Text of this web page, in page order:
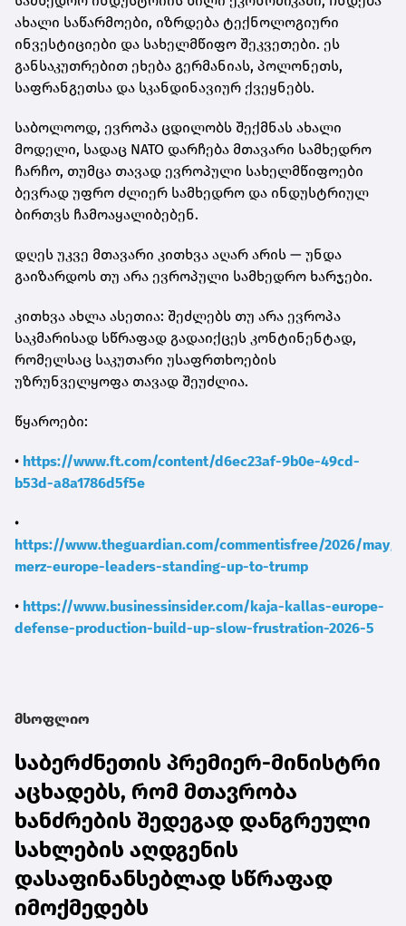
ახალი საწარმოები, იზრდება ტექნოლოგიური
ინვესტიციები და სახელმწიფო შეკვეთები. ეს
განსაკუთრებით ეხება გერმანიას, პოლონეთს,
საფრანგეთსა და სკანდინავიურ ქვეყნებს.
საბოლოოდ, ევროპა ცდილობს შექმნას ახალი
მოდელი, სადაც NATO დარჩება მთავარი სამხედრო
ჩარჩო, თუმცა თავად ევროპული სახელმწიფოები
ბევრად უფრო ძლიერ სამხედრო და ინდუსტრიულ
ბირთვს ჩამოაყალიბებენ.
დღეს უკვე მთავარი კითხვა აღარ არის — უნდა
გაიზარდოს თუ არა ევროპული სამხედრო ხარჯები.
კითხვა ახლა ასეთია: შეძლებს თუ არა ევროპა
საკმარისად სწრაფად გადაიქცეს კონტინენტად,
რომელსაც საკუთარი უსაფრთხოების
უზრუნველყოფა თავად შეუძლია.
წყაროები:
• https://www.ft.com/content/d6ec23af-9b0e-49cd-
b53d-a8a1786d5f5e
•
https://www.theguardian.com/commentisfree/2026/may/
merz-europe-leaders-standing-up-to-trump
• https://www.businessinsider.com/kaja-kallas-europe-
defense-production-build-up-slow-frustration-2026-5
მსოფლიო
საბერძნეთის პრემიერ-მინისტრი
აცხადებს, რომ მთავრობა
ხანძრების შედეგად დანგრეული
სახლების აღდგენის
დასაფინანსებლად სწრაფად
იმოქმედებს